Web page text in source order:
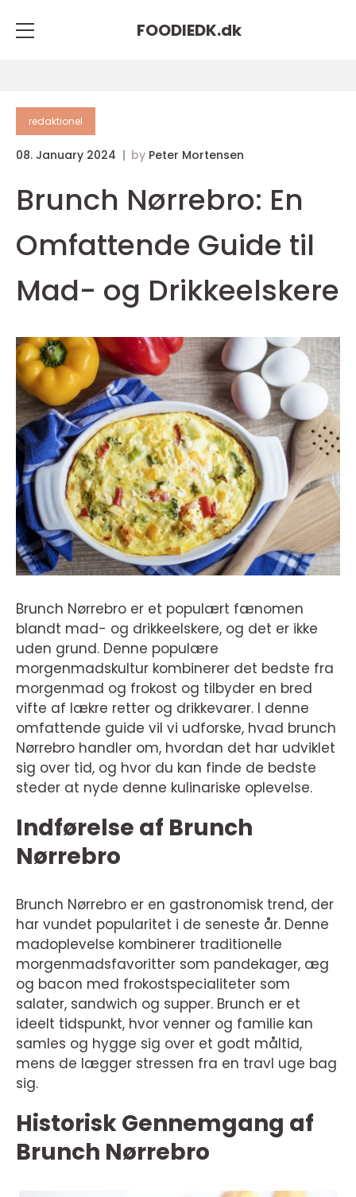
FOODIEDK.dk
redaktionel
08. January 2024 by Peter Mortensen
Brunch Nørrebro: En
Omfattende Guide til
Mad- og Drikkeelskere
Brunch Nørrebro er et populært fænomen
blandt mad- og drikkeelskere, og det er ikke
uden grund. Denne populære
morgenmadskultur kombinerer det bedste fra
morgenmad og frokost og tilbyder en bred
vifte af lækre retter og drikkevarer. I denne
omfattende guide vil vi udforske, hvad brunch
Nørrebro handler om, hvordan det har udviklet
sig over tid, og hvor du kan finde de bedste
steder at nyde denne kulinariske oplevelse.
Indførelse af Brunch
Nørrebro
Brunch Nørrebro er en gastronomisk trend, der
har vundet popularitet i de seneste år. Denne
madoplevelse kombinerer traditionelle
morgenmadsfavoritter som pandekager, æg
og bacon med frokostspecialiteter som
salater, sandwich og supper. Brunch er et
ideelt tidspunkt, hvor venner og familie kan
samles og hygge sig over et godt måltid,
mens de lægger stressen fra en travl uge bag
sig.
Historisk Gennemgang af
Brunch Nørrebro